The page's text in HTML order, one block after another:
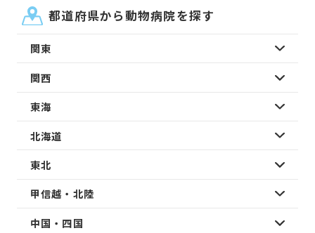
都道府県から動物病院を探す
関東
関西
東海
北海道
東北
甲信越・北陸
中国・四国